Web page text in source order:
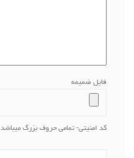
فایل ضمیمه
کد امنیتی- تمامی حروف بزرگ میباشد